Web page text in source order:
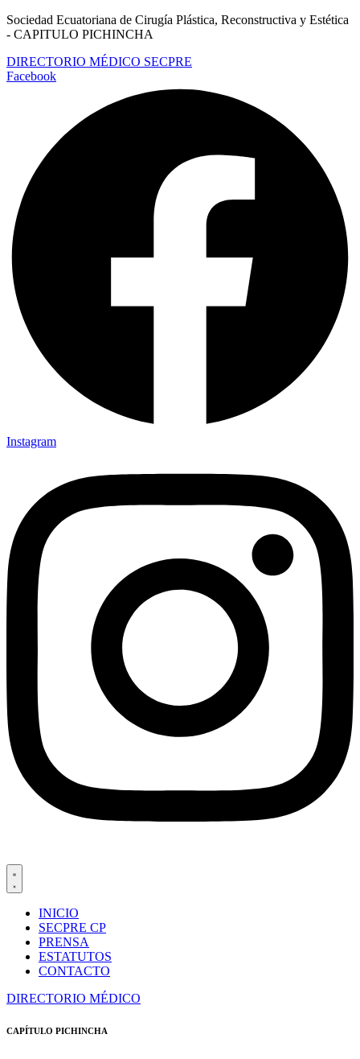
Ir
al
Sociedad Ecuatoriana de Cirugía Plástica, Reconstructiva y Estética
- CAPITULO PICHINCHA
DIRECTORIO MÉDICO SECPRE
Facebook
Instagram
INICIO
SECPRE CP
PRENSA
ESTATUTOS
CONTACTO
DIRECTORIO MÉDICO
CAPÍTULO PICHINCHA